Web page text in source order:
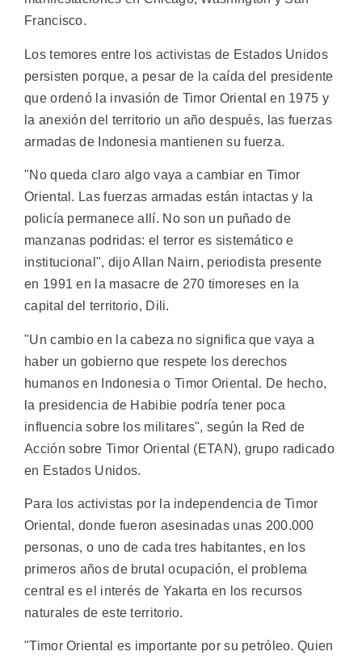
Francisco.
Los temores entre los activistas de Estados Unidos
persisten porque, a pesar de la caída del presidente
que ordenó la invasión de Timor Oriental en 1975 y
la anexión del territorio un año después, las fuerzas
armadas de Indonesia mantienen su fuerza.
"No queda claro algo vaya a cambiar en Timor
Oriental. Las fuerzas armadas están intactas y la
policía permanece allí. No son un puñado de
manzanas podridas: el terror es sistemático e
institucional", dijo Allan Nairn, periodista presente
en 1991 en la masacre de 270 timoreses en la
capital del territorio, Dili.
"Un cambio en la cabeza no significa que vaya a
haber un gobierno que respete los derechos
humanos en Indonesia o Timor Oriental. De hecho,
la presidencia de Habibie podría tener poca
influencia sobre los militares", según la Red de
Acción sobre Timor Oriental (ETAN), grupo radicado
en Estados Unidos.
Para los activistas por la independencia de Timor
Oriental, donde fueron asesinadas unas 200.000
personas, o uno de cada tres habitantes, en los
primeros años de brutal ocupación, el problema
central es el interés de Yakarta en los recursos
naturales de este territorio.
"Timor Oriental es importante por su petróleo. Quien